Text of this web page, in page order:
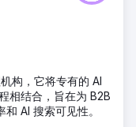
构，它将专有的 AI
相结合，旨在为 B2B
AI 搜索可见性。